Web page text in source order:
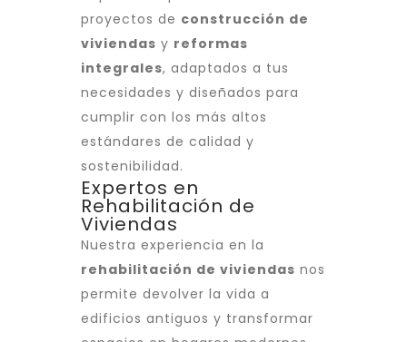
proyectos de construcción de
viviendas y reformas
integrales, adaptados a tus
necesidades y diseñados para
cumplir con los más altos
estándares de calidad y
sostenibilidad.
Expertos en
Rehabilitación de
Viviendas
Nuestra experiencia en la
rehabilitación de viviendas nos
permite devolver la vida a
edificios antiguos y transformar